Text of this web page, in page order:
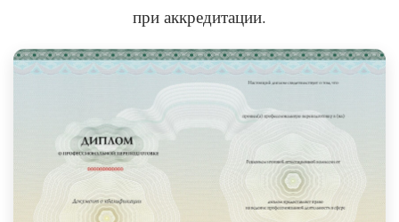
при аккредитации.